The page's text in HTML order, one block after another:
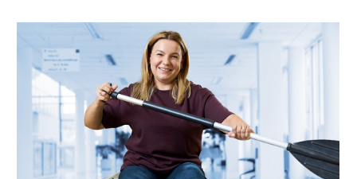
„Arbeit am Wochenende, Freiheit unter
der Woche. Dann habe ich den Woog
ganz für mich – hier kann ich perfekt
wieder auftanken.”